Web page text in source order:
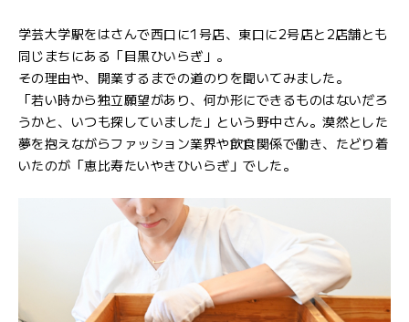
学芸大学駅をはさんで西口に1号店、東口に2号店と2店舗とも
同じまちにある「目黒ひいらぎ」。
その理由や、開業するまでの道のりを聞いてみました。
「若い時から独立願望があり、何か形にできるものはないだろ
うかと、いつも探していました」という野中さん。漠然とした
夢を抱えながらファッション業界や飲食関係で働き、たどり着
いたのが「恵比寿たいやきひいらぎ」でした。